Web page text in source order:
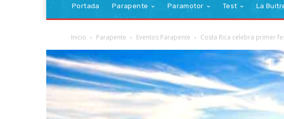
Portada Parapente Paramotor Test La
Inicio Parapente Eventos Parapente Costa Rica celebra primer